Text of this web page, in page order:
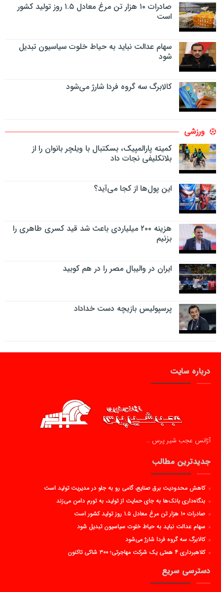
صادرات ۱۰ هزار تن مرغ معادل ۱.۵ روز تولید کشور
است
سهام عدالت نباید به حیاط خلوت سیاسیون تبدیل
شود
کالابرگ سه گروه فردا شارژ می‌شود
ورزشی
کمیته پارالمپیک، بسکتبال با ویلچر بانوان را از
بلاتکلیفی نجات داد
این پول‌ها از کجا می‌آید؟
هزینه ۲۰۰ میلیاردی باعث شد قید کسری طاهری را
بزنیم
ایران در والیبال مصر را در هم کوبید
پرسپولیس بازیچه دست خداداد
درباره سایت
آژانس عجب شیر پرس …
جدیدترین مطالب
کاهش محدودیت برق صنایع، گامی رو به جلو در مدیریت تولید است
بنگاه‌داری بانک‌ها به جای حمایت از تولید، به تورم دامن می‌زند
صادرات ۱۰ هزار تن مرغ معادل ۱.۵ روز تولید کشور است
سهام عدالت نباید به حیاط خلوت سیاسیون تبدیل شود
کالابرگ سه گروه فردا شارژ می‌شود
کلاهبرداری ۴ همتی یک شرکت مهاجرتی؛ ۳۰۰ شاکی تاکنون
دسترسی سریع